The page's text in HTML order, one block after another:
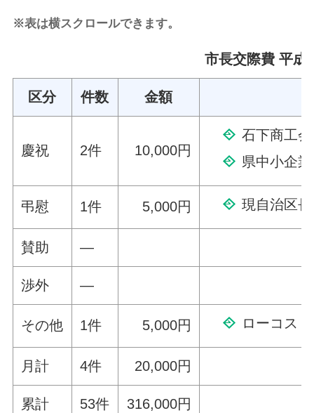
※表は横スクロールできます。
市長交際費 平成
区分 件数 金額
慶祝 2件 10,000円
石下商工
県中小企
弔慰 1件 5,000円 現自治区
賛助 —
渉外 —
その他 1件 5,000円 ローコス
月計 4件 20,000円
累計 53件 316,000円